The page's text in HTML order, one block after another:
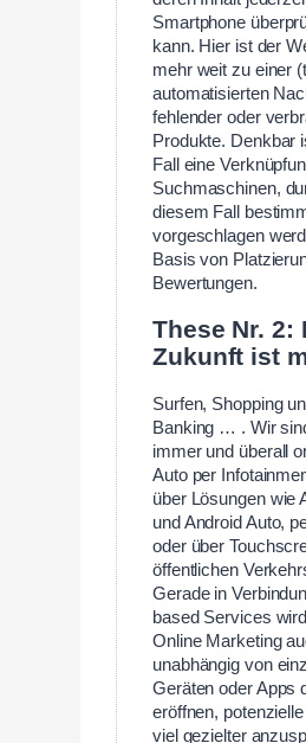
Smartphone
kann. Hier ist der
mehr weit zu einer
automatisierten
fehlender oder
Produkte. Denkbar
Fall eine
Suchmaschinen,
diesem Fall
vorgeschlagen
Basis von
Bewertungen.
These Nr. 2:
Zukunft ist
Surfen, Shopping
Banking … . Wir
immer und überall
Auto per
über Lösungen wie
und Android Auto,
oder über
öffentlichen
Gerade in
based Services
Online Marketing
unabhängig von
Geräten oder Apps
eröffnen,
viel gezielter